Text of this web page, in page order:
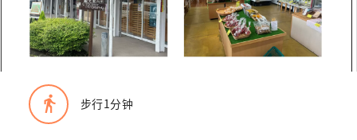
directions_walk 步行1分钟